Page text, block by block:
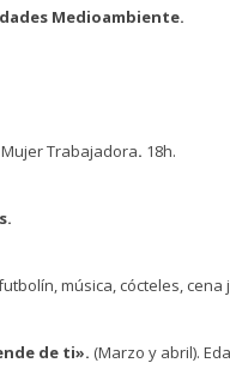
Medioambiente.
Mujer Trabajadora. 18h.
música, cócteles, cena
de ti». (Marzo y abril).